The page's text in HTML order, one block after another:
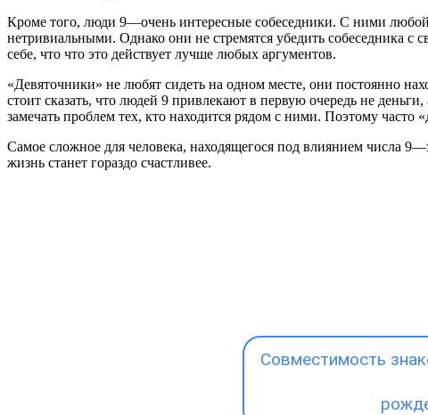
Кроме того, люди 9—очень интересные собеседники. С ними
нетривиальными. Однако они не стремятся убедить собеседника
себе, что что это действует лучше любых аргументов.
«Девяточники» не любят сидеть на одном месте, они постоянно
стоит сказать, что людей 9 привлекают в первую очередь не
замечать проблем тех, кто находится рядом с ними. Поэтому часто
Самое сложное для человека, находящегося под влиянием числа
жизнь станет гораздо счастливее.
Совместимость